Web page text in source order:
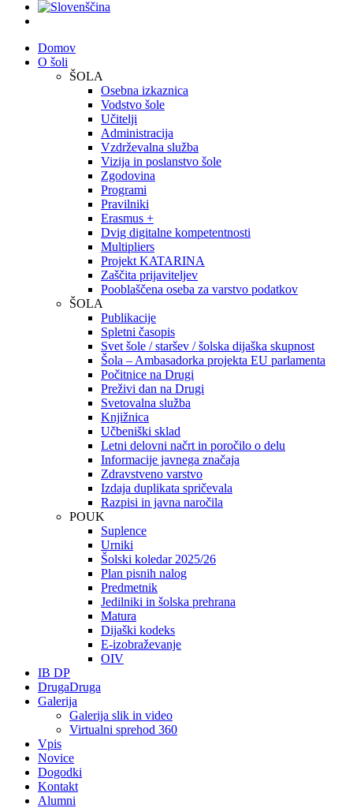
Domov
O šoli
ŠOLA
Osebna izkaznica
Vodstvo šole
Učitelji
Administracija
Vzdrževalna služba
Vizija in poslanstvo šole
Zgodovina
Programi
Pravilniki
Erasmus +
Dvig digitalne kompetentnosti
Multipliers
Projekt KATARINA
Zaščita prijaviteljev
Pooblaščena oseba za varstvo podatkov
ŠOLA
Publikacije
Spletni časopis
Svet šole / staršev / šolska dijaška skupnost
Šola – Ambasadorka projekta EU parlamenta
Počitnice na Drugi
Preživi dan na Drugi
Svetovalna služba
Knjižnica
Učbeniški sklad
Letni delovni načrt in poročilo o delu
Informacije javnega značaja
Zdravstveno varstvo
Izdaja duplikata spričevala
Razpisi in javna naročila
POUK
Suplence
Urniki
Šolski koledar 2025/26
Plan pisnih nalog
Predmetnik
Jedilniki in šolska prehrana
Matura
Dijaški kodeks
E-izobraževanje
OIV
IB DP
DrugaDruga
Galerija
Galerija slik in video
Virtualni sprehod 360
Vpis
Novice
Dogodki
Kontakt
Alumni